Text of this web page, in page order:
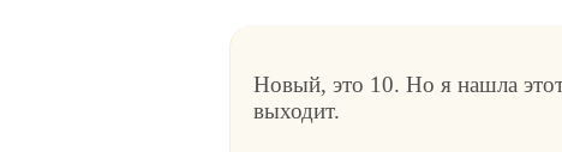
Новый, это 10. Но я нашла
выходит.